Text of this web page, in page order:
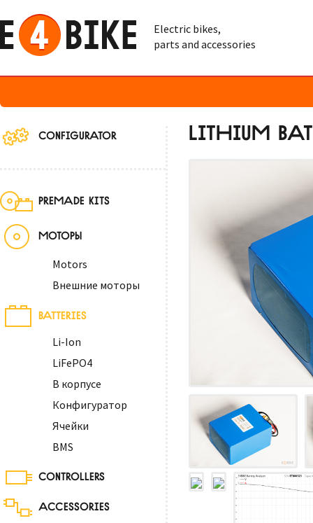
Electric bikes,
parts and accessories
CONFIGURATOR
PREMADE KITS
МОТОРЫ
Motors
Внешние моторы
BATTERIES
Li-Ion
LiFePO4
В корпусе
Конфигуратор
Ячейки
BMS
CONTROLLERS
ACCESSORIES
LITHIUM